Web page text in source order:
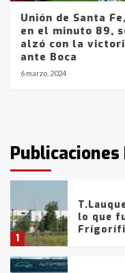
Unión de Santa Fe,
en el minuto 89,
alzó con la
ante Boca
6 marzo, 2024
La
Blanca
con
fueron
tarde
1
lo que